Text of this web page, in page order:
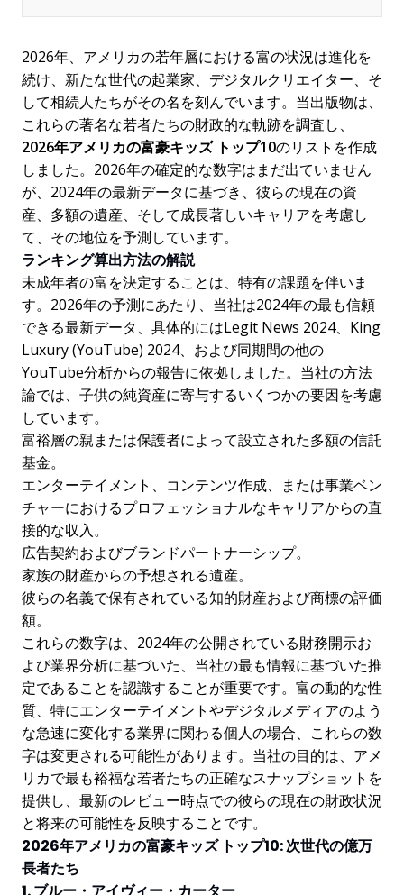
2026年、アメリカの若年層における富の状況は進化を
続け、新たな世代の起業家、デジタルクリエイター、そ
して相続人たちがその名を刻んでいます。当出版物は、
これらの著名な若者たちの財政的な軌跡を調査し、
2026年アメリカの富豪キッズ トップ10のリストを作成
しました。2026年の確定的な数字はまだ出ていません
が、2024年の最新データに基づき、彼らの現在の資
産、多額の遺産、そして成長著しいキャリアを考慮し
て、その地位を予測しています。
ランキング算出方法の解説
未成年者の富を決定することは、特有の課題を伴いま
す。2026年の予測にあたり、当社は2024年の最も信頼
できる最新データ、具体的にはLegit News 2024、King
Luxury (YouTube) 2024、および同期間の他の
YouTube分析からの報告に依拠しました。当社の方法
論では、子供の純資産に寄与するいくつかの要因を考慮
しています。
富裕層の親または保護者によって設立された多額の信託
基金。
エンターテイメント、コンテンツ作成、または事業ベン
チャーにおけるプロフェッショナルなキャリアからの直
接的な収入。
広告契約およびブランドパートナーシップ。
家族の財産からの予想される遺産。
彼らの名義で保有されている知的財産および商標の評価
額。
これらの数字は、2024年の公開されている財務開示お
よび業界分析に基づいた、当社の最も情報に基づいた推
定であることを認識することが重要です。富の動的な性
質、特にエンターテイメントやデジタルメディアのよう
な急速に変化する業界に関わる個人の場合、これらの数
字は変更される可能性があります。当社の目的は、アメ
リカで最も裕福な若者たちの正確なスナップショットを
提供し、最新のレビュー時点での彼らの現在の財政状況
と将来の可能性を反映することです。
2026年アメリカの富豪キッズ トップ10: 次世代の億万
長者たち
1. ブルー・アイヴィー・カーター